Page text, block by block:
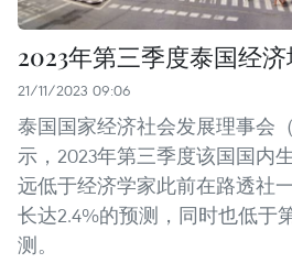
2023年第三季度泰国经
21/11/2023 09:06
泰国国家经济社会发展理事会（
示，2023年第三季度该国国内
远低于经济学家此前在路透社
长达2.4%的预测，同时也低于
测。